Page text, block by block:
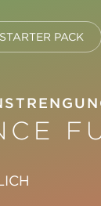
STARTER PACK